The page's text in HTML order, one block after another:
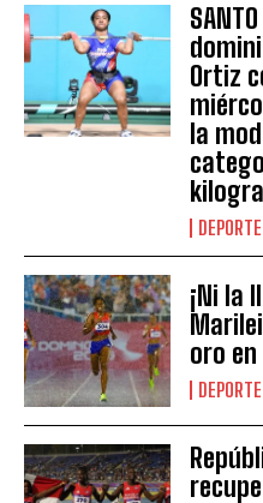
Ortiz
la
¡Ni la
oro